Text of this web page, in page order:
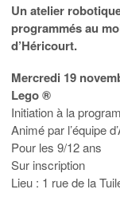
Un atelier
programmés au
d’Héricourt.
Mercredi 19
Lego ®
Initiation à la
Animé par l’équipe
Pour les 9/12 ans
Sur inscription
Lieu : 1 rue de la